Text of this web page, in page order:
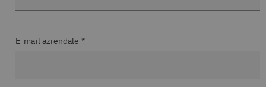
E-mail aziendale *